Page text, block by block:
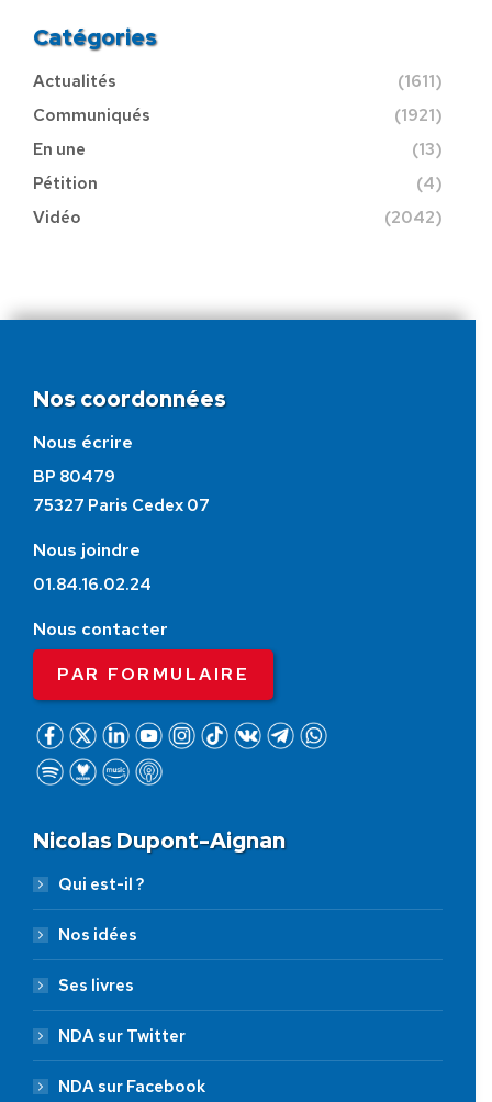
Catégories
Actualités
(1611)
Communiqués
(1921)
En une
(13)
Pétition
(4)
Vidéo
(2042)
Nos coordonnées
Nous écrire
BP 80479
75327 Paris Cedex 07
Nous joindre
01.84.16.02.24
Nous contacter
PAR FORMULAIRE
Nicolas Dupont-Aignan
Qui est-il ?
Nos idées
Ses livres
NDA sur Twitter
NDA sur Facebook